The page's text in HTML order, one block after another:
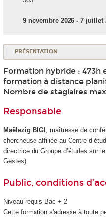
9 novembre 2026 - 7 juillet
PRÉSENTATION
Formation hybride : 473h
formation à distance
Nombre de stagiaires
Responsable
Maëlezig BIGI , maîtresse de
chercheuse affiliée au Centre
directrice du Groupe d’études sur
Gestes)
Public, conditions
Niveau requis Bac + 2
Cette formation s'adresse à toute